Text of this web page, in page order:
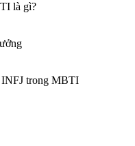
là gì?
INFJ trong MBTI